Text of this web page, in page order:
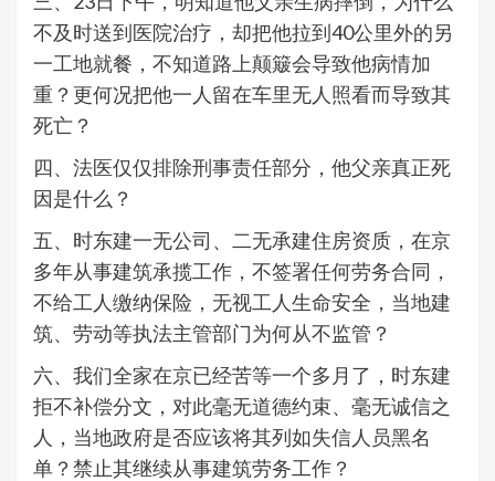
不及时送到医院治疗，却把他拉到40公里外的另
一工地就餐，不知道路上颠簸会导致他病情加
重？更何况把他一人留在车里无人照看而导致其
死亡？
四、法医仅仅排除刑事责任部分，他父亲真正死
因是什么？
五、时东建一无公司、二无承建住房资质，在京
多年从事建筑承揽工作，不签署任何劳务合同，
不给工人缴纳保险，无视工人生命安全，当地建
筑、劳动等执法主管部门为何从不监管？
六、我们全家在京已经苦等一个多月了，时东建
拒不补偿分文，对此毫无道德约束、毫无诚信之
人，当地政府是否应该将其列如失信人员黑名
单？禁止其继续从事建筑劳务工作？